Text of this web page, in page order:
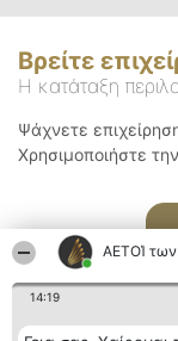
ΑΕΤΟΊ
14:19
Βρείτε
Η κατάταξη
Ψάχνετε
Χρησιμοποιήστε